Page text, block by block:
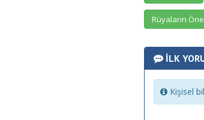
Rüyaların
İLK
Kişisel